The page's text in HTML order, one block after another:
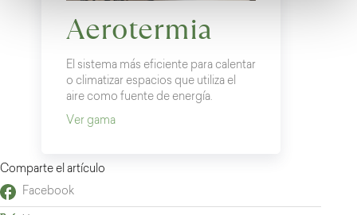
Comparte el artículo
Facebook
Aerotermia
El sistema más eficiente para calentar
o climatizar espacios que utiliza el
aire como fuente de energía.
Ver gama